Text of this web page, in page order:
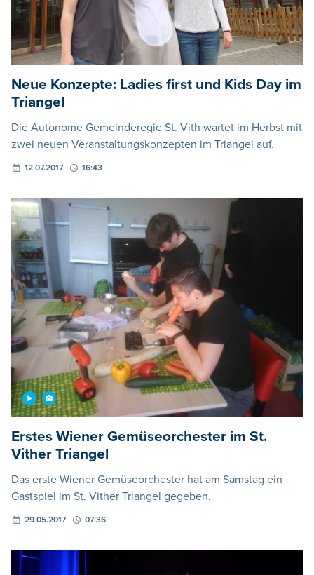
Neue Konzepte: Ladies first und Kids Day im
Triangel
Die Autonome Gemeinderegie St. Vith wartet im Herbst mit
zwei neuen Veranstaltungskonzepten im Triangel auf.
12.07.2017 16:43
Erstes Wiener Gemüseorchester im St.
Vither Triangel
Das erste Wiener Gemüseorchester hat am Samstag ein
Gastspiel im St. Vither Triangel gegeben.
29.05.2017 07:36